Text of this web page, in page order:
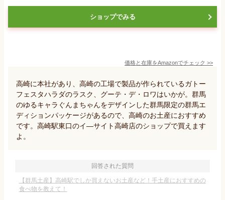
ショップでみる
価格と在庫をAmazonでチェック >>
高崎に本社があり、高崎の工場で製品が作られているガトー
フェスタハラダのラスク、グーテ・デ・ロワはいかが。群馬
のゆるキャラぐんまちゃんをデザインした群馬限定の群馬エ
ディションパッケージがあるので、高崎のお土産におすすめ
です。高崎駅東口のイ―サイト高崎店のショップで買えます
よ。
回答された質問
【群馬土産】高崎駅でしか買えないお土産など！手土産におすすめの
食べ物を教えて！